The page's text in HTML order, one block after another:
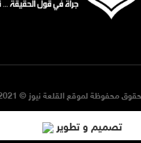
محفوظة لموقع القلعة نيوز © 2021
تصميم و تطوير